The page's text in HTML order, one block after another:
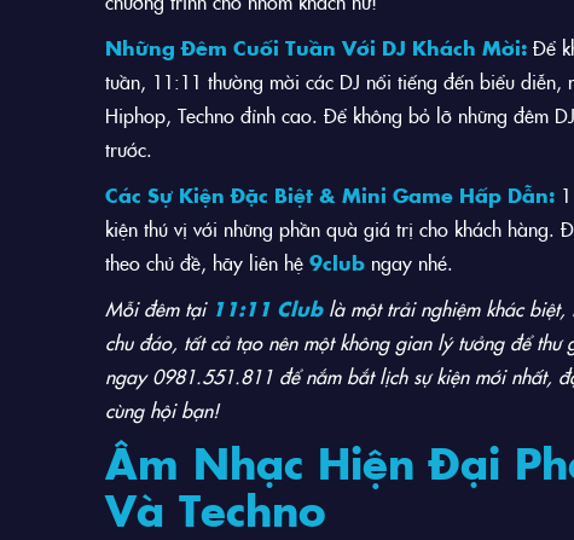
Những Đêm Cuối Tuần Với DJ Khách Mời: Để
tuần, 11:11 thường mời các DJ nổi tiếng đến biểu diễn,
Hiphop, Techno đỉnh cao. Để không bỏ lỡ những đêm
trước.
Các Sự Kiện Đặc Biệt & Mini Game Hấp Dẫn:
kiện thú vị với những phần quà giá trị cho khách hàng.
theo chủ đề, hãy liên hệ 9club ngay nhé.
Mỗi đêm tại 11:11 Clublà một trải nghiệm khác biệt,
chu đáo, tất cả tạo nên một không gian lý tưởng để
ngay0981.551.811 để nắm bắt lịch sự kiện mới nhất,
cùng hội bạn!
Âm Nhạc Hiện Đại
Và Techno